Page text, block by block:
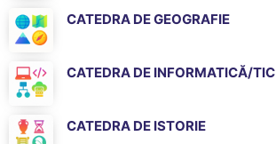
CATEDRA DE GEOGRAFIE
CATEDRA DE INFORMATICĂ/TIC
CATEDRA DE ISTORIE